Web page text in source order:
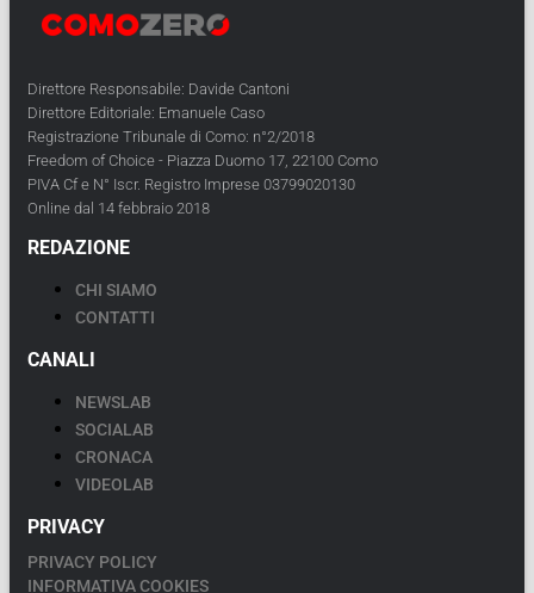
Direttore Responsabile: Davide Cantoni
Direttore Editoriale: Emanuele Caso
Registrazione Tribunale di Como: n°2/2018
Freedom of Choice - Piazza Duomo 17, 22100 Como
PIVA Cf e N° Iscr. Registro Imprese 03799020130
Online dal 14 febbraio 2018
REDAZIONE
CHI SIAMO
CONTATTI
CANALI
NEWSLAB
SOCIALAB
CRONACA
VIDEOLAB
PRIVACY
PRIVACY POLICY
INFORMATIVA COOKIES